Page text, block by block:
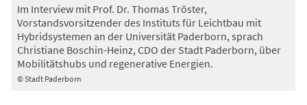
© Stadt Paderborn
Im Interview mit Prof. Dr. Thomas Tröster,
Vorstandsvorsitzender des Instituts für Leichtbau mit
Hybridsystemen an der Universität Paderborn, sprach
Christiane Boschin-Heinz, CDO der Stadt Paderborn, über
Mobilitätshubs und regenerative Energien.